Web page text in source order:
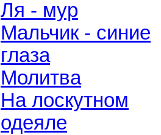
Ля - мур
Мальчик - синие
глаза
Молитва
На лоскутном
одеяле